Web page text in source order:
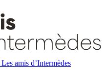
Les amis d’Intermèdes